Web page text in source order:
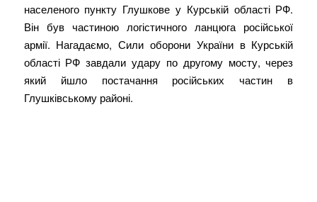
населеного пункту Глушкове у Курській області РФ.
Він був частиною логістичного ланцюга російської
армії. Нагадаємо, Сили оборони України в Курській
області РФ завдали удару по другому мосту, через
який йшло постачання російських частин в
Глушківському районі.